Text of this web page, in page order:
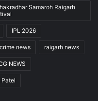
Samaroh Raigarh
IPL 2026
news raigarh news
NEWS